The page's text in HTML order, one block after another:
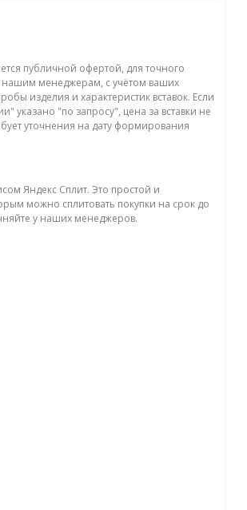
публичной офертой, для точного
нашим менеджерам, с учётом ваших
изделия и характеристик вставок. Если
указано "по запросу", цена за вставки не
уточнения на дату формирования
Яндекс Сплит. Это простой и
можно сплитовать покупки на срок до
у наших менеджеров.